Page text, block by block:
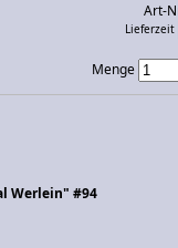
Art-
Lieferzeit
Menge
Werlein" #94